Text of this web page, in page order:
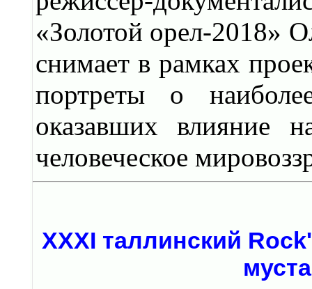
«Золотой орел-2018»
снимает в рамках
портреты о
оказавших влияние
человеческое
XXXI таллинский